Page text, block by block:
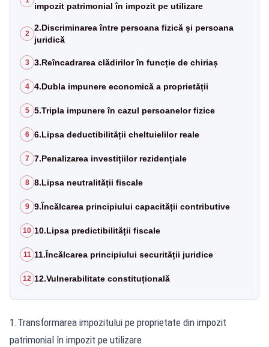
impozit patrimonial în impozit pe utilizare
2
2.Discriminarea între persoana fizică și persoana
juridică
3 3.Reîncadrarea clădirilor în funcție de chiriaș
4 4.Dubla impunere economică a proprietății
5 5.Tripla impunere în cazul persoanelor fizice
6 6.Lipsa deductibilității cheltuielilor reale
7 7.Penalizarea investițiilor rezidențiale
8 8.Lipsa neutralității fiscale
9 9.Încălcarea principiului capacității contributive
10 10.Lipsa predictibilității fiscale
11 11.Încălcarea principiului securității juridice
12 12.Vulnerabilitate constituțională
1.Transformarea impozitului pe proprietate din impozit
patrimonial în impozit pe utilizare